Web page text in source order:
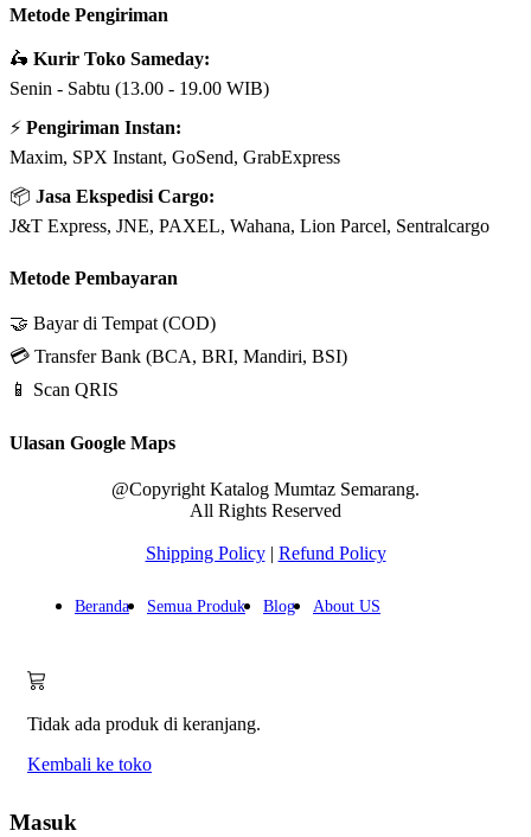
Metode Pengiriman
🛵 Kurir Toko Sameday:
Senin - Sabtu (13.00 - 19.00 WIB)
⚡ Pengiriman Instan:
Maxim, SPX Instant, GoSend, GrabExpress
📦 Jasa Ekspedisi Cargo:
J&T Express, JNE, PAXEL, Wahana, Lion Parcel, Sentralcargo
Metode Pembayaran
🤝 Bayar di Tempat (COD)
💳 Transfer Bank (BCA, BRI, Mandiri, BSI)
📱 Scan QRIS
Ulasan Google Maps
@Copyright Katalog Mumtaz Semarang.
All Rights Reserved
Shipping Policy| Refund Policy
Beranda Semua Produk Blog About US
Tidak ada produk di keranjang.
Kembali ke toko
Masuk